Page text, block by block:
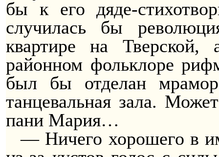
бы к его дяде-
случилась бы
квартире на
районном фольклоре
был бы отделан
танцевальная зала.
пани Мария…
— Ничего хорошего в